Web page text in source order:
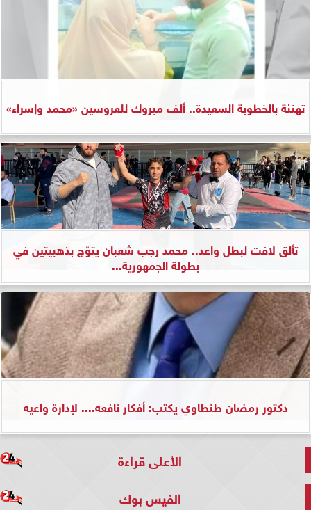
تهنئة بالخطوبة السعيدة.. ألف مبروك للعروسين «محمد وإسراء»
تألق لافت لبطل واعد.. محمد رجب شعبان يتوّج بذهبيتين في
بطولة الجمهورية...
دكتور رمضان طنطاوي يكتب: أفكار نافعه.... لإدارة واعيه
الأعلى قراءة
الفيس بوك